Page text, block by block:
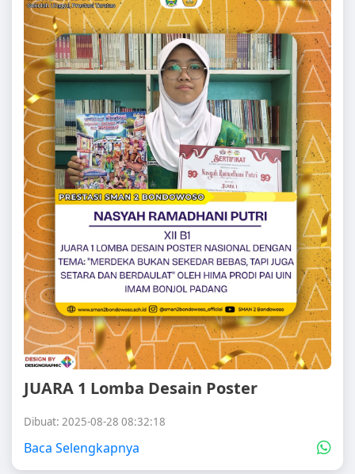
JUARA 1 Lomba Desain Poster
Dibuat: 2025-08-28 08:32:18
Baca Selengkapnya